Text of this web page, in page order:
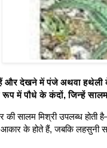
देखने में पंजे अथवा हथेली के
में पौधे के कंदों, जिन्हें सालम
की सालम मिश्री उपलब्ध होती
के होते हैं, जबकि लहसुनी